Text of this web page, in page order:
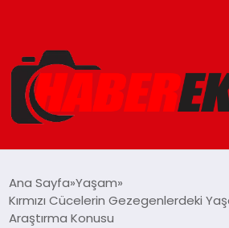
GÜNCEL
Ana Sayfa Yaşam
Kırmızı Cücelerin Gezegenlerdeki
Araştırma Konusu